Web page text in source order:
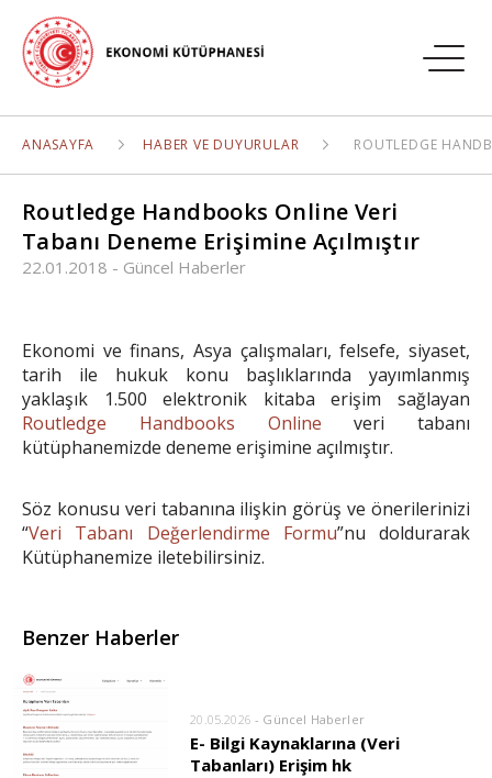
ANASAYFA HABER VE DUYURULAR ROUTLEDGE
Routledge Handbooks Online Veri
Tabanı Deneme Erişimine Açılmıştır
22.01.2018 - Güncel Haberler
Ekonomi ve finans, Asya çalışmaları, felsefe, siyaset,
tarih ile hukuk konu başlıklarında yayımlanmış
yaklaşık 1.500 elektronik kitaba erişim sağlayan
Routledge Handbooks Online veri tabanı
kütüphanemizde deneme erişimine açılmıştır.
Söz konusu veri tabanına ilişkin görüş ve önerilerinizi
“Veri Tabanı Değerlendirme Formu”nu doldurarak
Kütüphanemize iletebilirsiniz.
Benzer Haberler
20.05.2026 - Güncel Haberler
E- Bilgi Kaynaklarına (Veri
Tabanları) Erişim hk